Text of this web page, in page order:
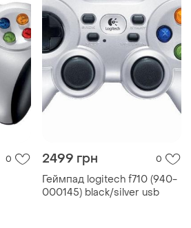
0 2499 грн 0
Геймпад logitech f710 (940-
000145) black/silver usb